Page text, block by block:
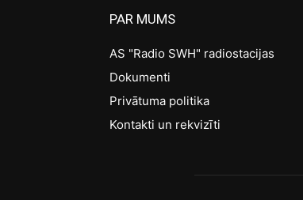
PAR MUMS
AS "Radio SWH" radiostacijas
Dokumenti
Privātuma politika
Kontakti un rekvizīti